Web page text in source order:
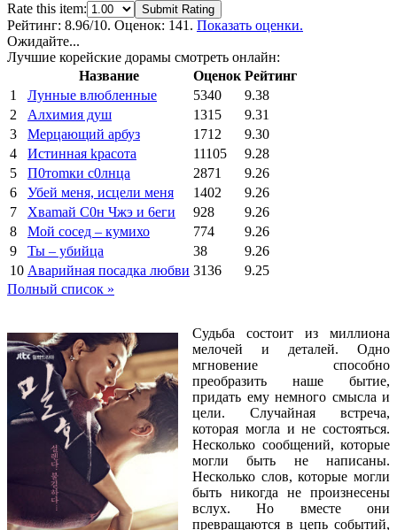
Rate this item:
Submit Rating
Рейтинг: 8.96/10. Оценок: 141. Показать оценки.
Ожидайте...
Лучшие корейские дорамы смотреть онлайн:
Название
Оценок Рейтинг
1
Лунные влюбленные 5340
9.38
2
Алхимия душ 1315
9.31
3
Мерцающий арбуз 1712
9.30
4
Иcтиннaя kрасoтa 11105
9.28
5
П0тоmки c0лнцa 2871
9.26
6
Убей меня, исцели меня 1402
9.26
7
Xваmай С0н Чжэ и 6еги 928
9.26
8
Мой сосед – кумихо 774
9.26
9
Ты – убийца 38
9.26
10 Аварийная посадка любви 3136
9.25
Полный список »
Судьба состоит из миллиона
мелочей и деталей. Одно
мгновение способно
преобразить наше бытие,
придать ему немного смысла и
цели. Случайная встреча,
которая могла и не состояться.
Несколько сообщений, которые
могли быть не написаны.
Несколько слов, которые могли
быть никогда не произнесены
вслух. Но вместе они
превращаются в цепь событий,